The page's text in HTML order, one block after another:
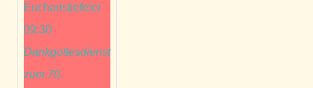
Eucharistiefeier
09:30
Dankgottesdienst
zum 70.